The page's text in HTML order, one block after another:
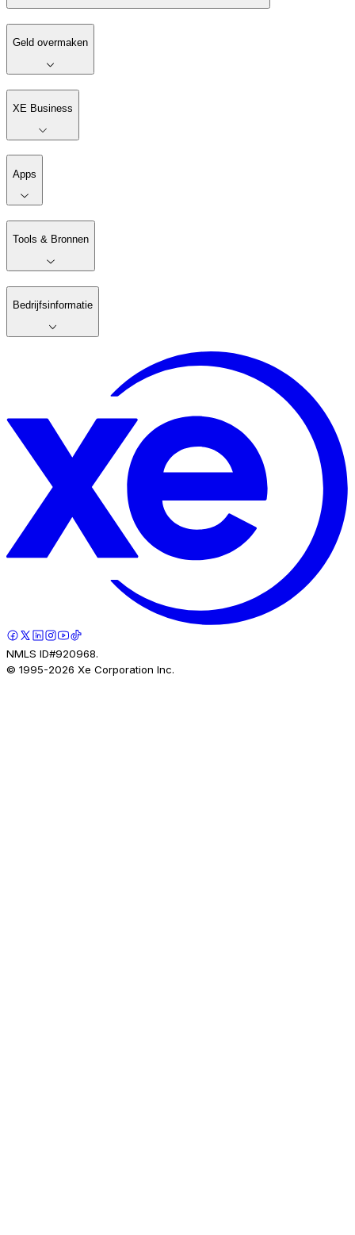
Geld overmaken
XE Business
Apps
Tools & Bronnen
Bedrijfsinformatie
NMLS ID#920968.
© 1995-2026 Xe Corporation Inc.